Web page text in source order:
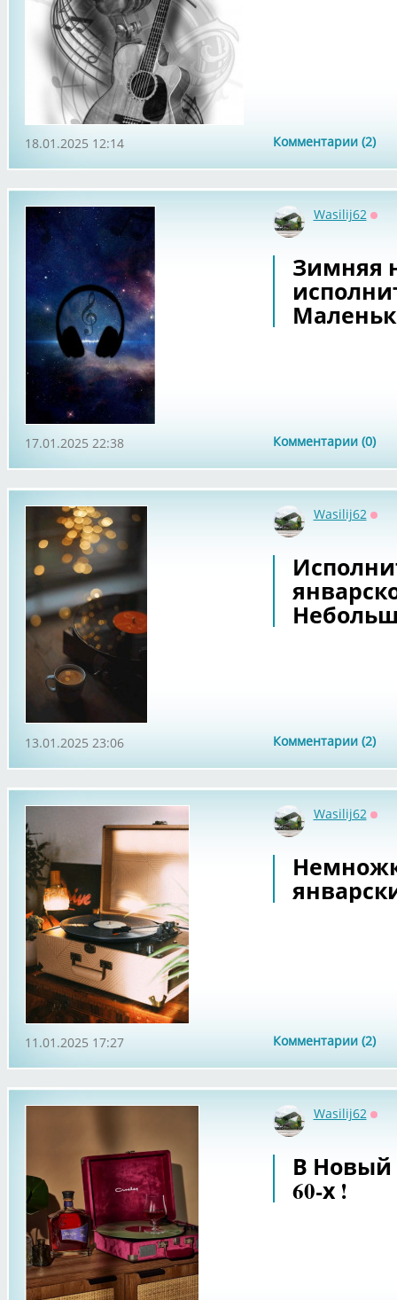
Комментарии (2)
18.01.2025 12:14
Wasilij62
Зимняя
Комментарии (0)
17.01.2025 22:38
Wasilij62
Комментарии (2)
13.01.2025 23:06
Wasilij62
Комментарии (2)
11.01.2025 17:27
Wasilij62
В Новый
60-х !